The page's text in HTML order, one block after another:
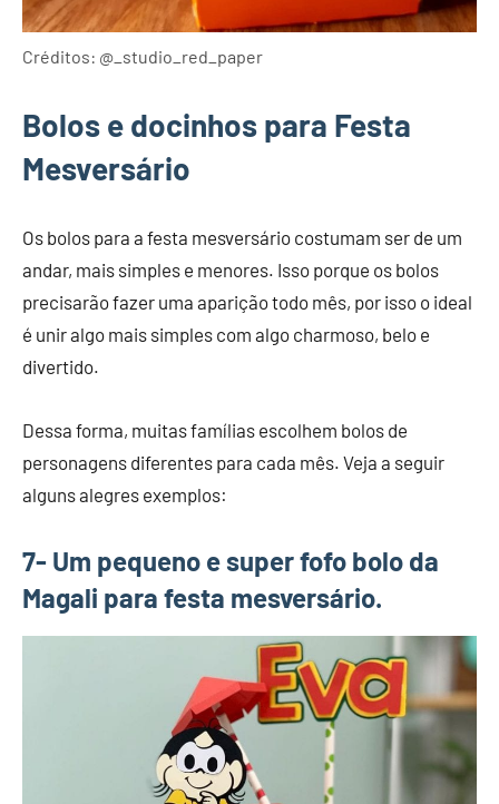
Créditos: @_studio_red_paper
Bolos e docinhos para Festa
Mesversário
Os bolos para a festa mesversário costumam ser de um
andar, mais simples e menores. Isso porque os bolos
precisarão fazer uma aparição todo mês, por isso o ideal
é unir algo mais simples com algo charmoso, belo e
divertido.
Dessa forma, muitas famílias escolhem bolos de
personagens diferentes para cada mês. Veja a seguir
alguns alegres exemplos:
7- Um pequeno e super fofo bolo da
Magali para festa mesversário.